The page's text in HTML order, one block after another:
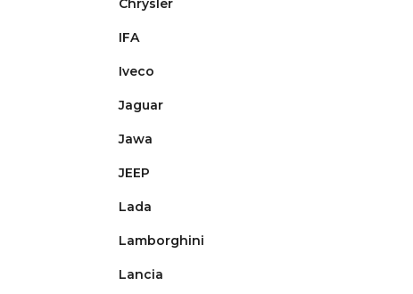
Chrysler
IFA
Iveco
Jaguar
Jawa
JEEP
Lada
Lamborghini
Lancia